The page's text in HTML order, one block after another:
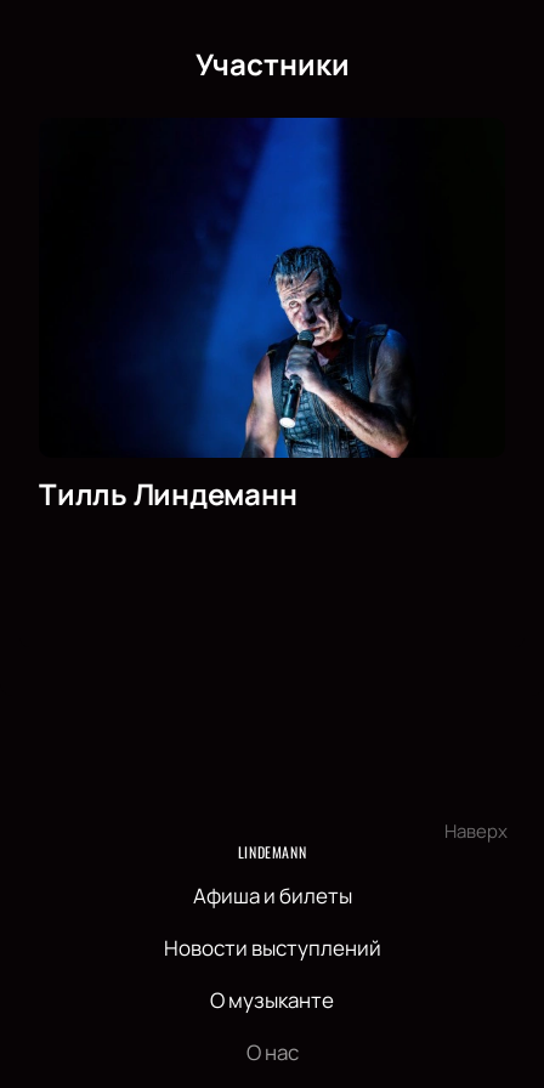
Участники
Тилль Линдеманн
Наверх
LINDEMANN
Афиша и билеты
Новости выступлений
О музыканте
О нас